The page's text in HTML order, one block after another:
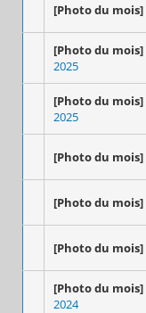
[Photo du mois]
[Photo du mois]
2025
[Photo du mois]
2025
[Photo du mois]
[Photo du mois]
[Photo du mois]
[Photo du mois]
2024